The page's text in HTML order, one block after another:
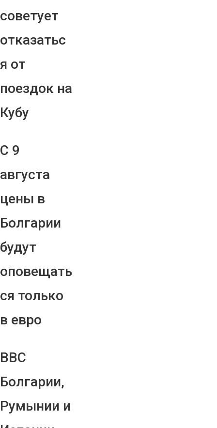
советует
отказатьс
я от
поездок на
Кубу
С 9
августа
цены в
Болгарии
будут
оповещать
ся только
в евро
ВВС
Болгарии,
Румынии и